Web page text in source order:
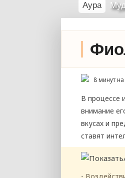
Аура
8 минут на
В процессе
внимание
вкусах и
ставят